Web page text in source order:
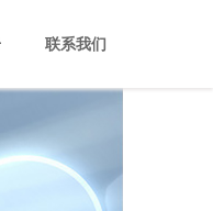
联系我们